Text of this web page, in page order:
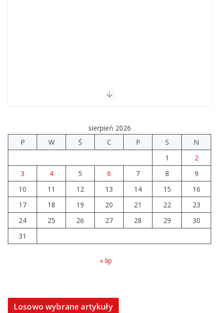
sierpień 2026
P
W Ś C P S
N
1
2
3
4 5 6 7 8
9
10
11 12 13 14 15
16
17
18 19 20 21 22
23
24
25 26 27 28 29
30
31
« lip
Losowo wybrane artykuły